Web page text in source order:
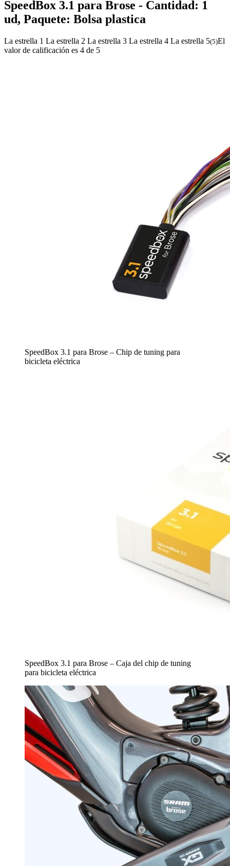
SpeedBox 3.1 para Brose - Cantidad: 1
ud, Paquete: Bolsa plastica
La estrella 1 La estrella 2 La estrella 3 La estrella 4 La estrella 5(5)El
valor de calificación es 4 de 5
SpeedBox 3.1 para Brose – Chip de tuning para
bicicleta eléctrica
SpeedBox 3.1 para Brose – Caja del chip de tuning
para bicicleta eléctrica